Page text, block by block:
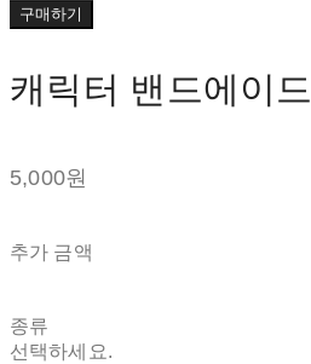
구매하기
캐릭터 밴드에이드
5,000원
추가 금액
종류
선택하세요.